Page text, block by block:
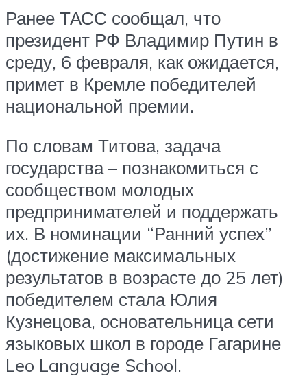
Ранее ТАСС сообщал, что
президент РФ Владимир Путин в
среду, 6 февраля, как ожидается,
примет в Кремле победителей
национальной премии.
По словам Титова, задача
государства – познакомиться с
сообществом молодых
предпринимателей и поддержать
их. В номинации “Ранний успех”
(достижение максимальных
результатов в возрасте до 25 лет)
победителем стала Юлия
Кузнецова, основательница сети
языковых школ в городе Гагарине
Leo Language School.